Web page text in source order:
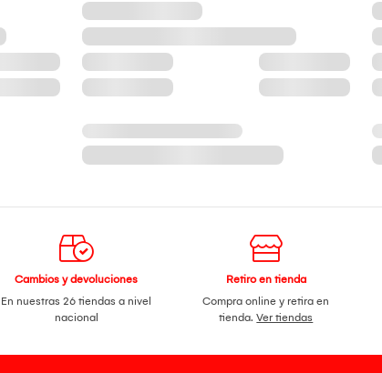
Cambios y devoluciones
En nuestras 26 tiendas a nivel
nacional
Retiro en tienda
Compra online y retira en
tienda.Ver tiendas